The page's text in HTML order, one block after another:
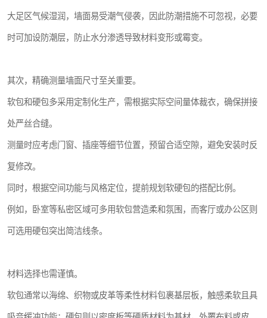
大足区气候湿润，墙面易受潮气侵袭，因此防潮措施不可忽视，必要
时可加设防潮层，防止水分渗透导致材料变形或霉变。
其次，精确测量墙面尺寸至关重要。
软包和硬包多采用定制化生产，需根据实际空间量体裁衣，确保拼接
处严丝合缝。
测量时应考虑门窗、插座等细节位置，预留合适空隙，避免安装时反
复修改。
同时，根据空间功能与风格定位，提前规划软硬包的搭配比例。
例如，卧室等私密区域可多用软包营造柔和氛围，而客厅或办公区则
可选用硬包突出简洁线条。
材料选择也需谨慎。
软包通常以海绵、织物或皮革等柔性材料包裹基层板，触感柔软且具